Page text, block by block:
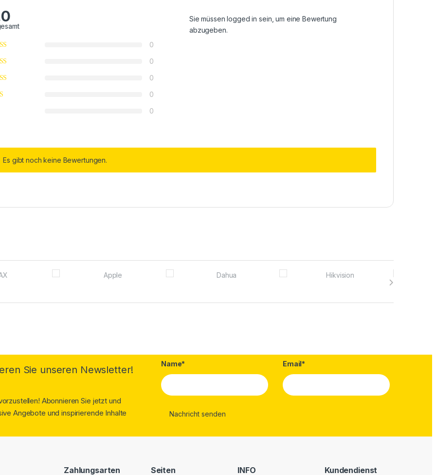
0
0
0
0
0
Sie müssenlogged in sein, um eine Bewertung
abzugeben.
Es gibt noch keine Bewertungen.
Sie unseren Newsletter!
Abonnieren Sie jetzt und
Angebote und inspirierende Inhalte
Name* Email*
Zahlungsarten Seiten INFO Kundendienst